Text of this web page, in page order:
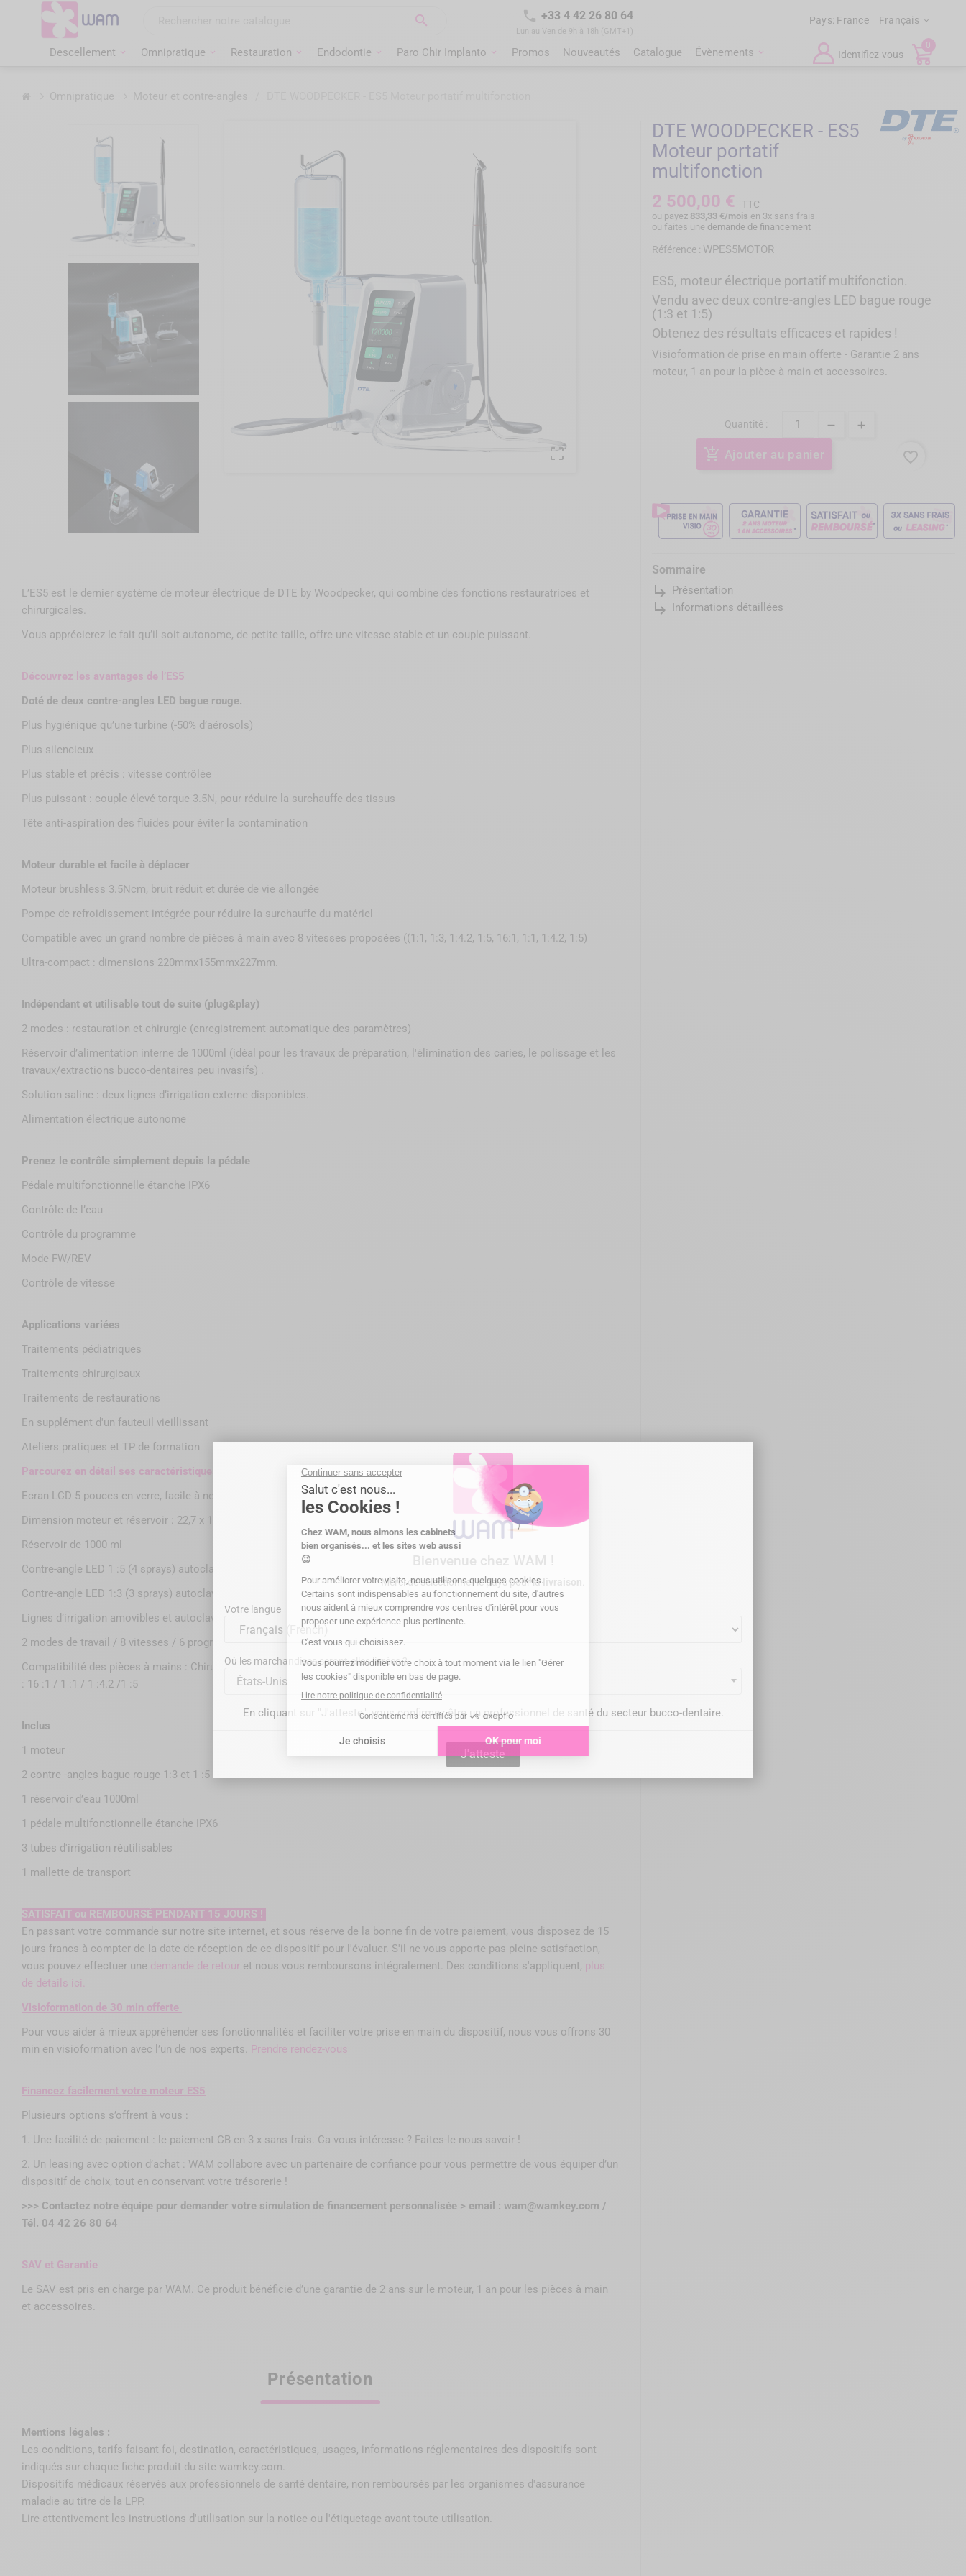
  +33 4 42 26 80 64
Lun au Ven de 9h à 18h (GMT+1)
Pays: France Français 
Descellement Omnipratique Restauration Endodontie Paro Chir Implanto Promos Nouveautés Catalogue Évènements Identifiez-vous
0
AccueilOmnipratique Moteur et contre-angles
DTE WOODPECKER - ES5
Moteur portatif
multifonction
2 500,00 € TTC
ou payez 833,33 €/mois en 3x sans frais
ou faites une demande de financement
Référence : WPES5MOTOR
ES5, moteur électrique portatif multifonction.
Vendu avec deux contre-angles LED bague rouge
(1:3 et 1:5)
Obtenez des résultats efficaces et rapides !
Visioformation de prise en main offerte - Garantie 2 ans
moteur, 1 an pour la pièce à main et accessoires.
Quantité :
add_shopping_cart Ajouter au panier favorite_border
Sommaire
subdirectory_arrow_right Présentation
subdirectory_arrow_right Informations détaillées

L’ES5 est le dernier système de moteur électrique de DTE by Woodpecker, qui combine des fonctions restauratrices et
chirurgicales.
Vous apprécierez le fait qu’il soit autonome, de petite taille, offre une vitesse stable et un couple puissant.
Découvrez les avantages de l’ES5
Doté de deux contre-angles LED bague rouge.
Plus hygiénique qu’une turbine (-50% d’aérosols)
Plus silencieux
Plus stable et précis : vitesse contrôlée
Plus puissant : couple élevé torque 3.5N, pour réduire la surchauffe des tissus
Tête anti-aspiration des fluides pour éviter la contamination
Moteur durable et facile à déplacer
Moteur brushless 3.5Ncm, bruit réduit et durée de vie allongée
Pompe de refroidissement intégrée pour réduire la surchauffe du matériel
Compatible avec un grand nombre de pièces à main avec 8 vitesses proposées ((1:1, 1:3, 1:4.2, 1:5, 16:1, 1:1, 1:4.2, 1:5)
Ultra-compact : dimensions 220mmx155mmx227mm.
Indépendant et utilisable tout de suite (plug&play)
2 modes : restauration et chirurgie (enregistrement automatique des paramètres)
Réservoir d’alimentation interne de 1000ml (idéal pour les travaux de préparation, l'élimination des caries, le polissage et les
travaux/extractions bucco-dentaires peu invasifs) .
Solution saline : deux lignes d’irrigation externe disponibles.
Alimentation électrique autonome
Prenez le contrôle simplement depuis la pédale
Pédale multifonctionnelle étanche IPX6
Contrôle de l’eau
Contrôle du programme
Mode FW/REV
Contrôle de vitesse
Applications variées
Traitements pédiatriques
Traitements chirurgicaux
Traitements de restaurations
En supplément d'un fauteuil vieillissant
Ateliers pratiques et TP de formation
Parcourez en détail ses caractéristiques
Ecran LCD 5 pouces en verre, facile à nettoyer
Dimension moteur et réservoir : 22,7 x 15,5 x 22 cm
Réservoir de 1000 ml
Contre-angle LED 1 :5 (4 sprays) autoclavable
Contre-angle LED 1:3 (3 sprays) autoclavable
Lignes d’irrigation amovibles et autoclavables
2 modes de travail / 8 vitesses / 6 programmes prédéfinis
Compatibilité des pièces à mains : Chirurgie (solution saline externe) : 1:1 / 1:3 / 1:4.2 / 1:5 ; Restauration (réservoir interne)
: 16 :1 / 1 :1 / 1 :4.2 /1 :5
Inclus
1 moteur
2 contre -angles bague rouge 1:3 et 1 :5
1 réservoir d’eau 1000ml
1 pédale multifonctionnelle étanche IPX6
3 tubes d'irrigation réutilisables
1 mallette de transport
SATISFAIT ou REMBOURSÉ PENDANT 15 JOURS !
En passant votre commande sur notre site internet, et sous réserve de la bonne fin de votre paiement, vous disposez de 15
jours francs à compter de la date de réception de ce dispositif pour l'évaluer. S'il ne vous apporte pas pleine satisfaction,
vous pouvez effectuer une demande de retour et nous vous remboursons intégralement. Des conditions s'appliquent, plus
de détails ici.
Visioformation de 30 min offerte
Pour vous aider à mieux appréhender ses fonctionnalités et faciliter votre prise en main du dispositif, nous vous offrons 30
min en visioformation avec l’un de nos experts. Prendre rendez-vous
Financez facilement votre moteur ES5
Plusieurs options s’offrent à vous :
1. Une facilité de paiement : le paiement CB en 3 x sans frais. Ca vous intéresse ? Faites-le nous savoir !
2. Un leasing avec option d’achat : WAM collabore avec un partenaire de confiance pour vous permettre de vous équiper d’un
dispositif de choix, tout en conservant votre trésorerie !
>>> Contactez notre équipe pour demander votre simulation de financement personnalisée > email : wam@wamkey.com /
Tél. 04 42 26 80 64
SAV et Garantie
Le SAV est pris en charge par WAM. Ce produit bénéficie d’une garantie de 2 ans sur le moteur, 1 an pour les pièces à main
et accessoires.
Présentation
Mentions légales :
Les conditions, tarifs faisant foi, destination, caractéristiques, usages, informations réglementaires des dispositifs sont
indiqués sur chaque fiche produit du site wamkey.com.
Dispositifs médicaux réservés aux professionnels de santé dentaire, non remboursés par les organismes d'assurance
maladie au titre de la LPP.
Lire attentivement les instructions d'utilisation sur la notice ou l'étiquetage avant toute utilisation.
Bienvenue chez WAM !
Merci de sélectionner le pays pour lalivraison
Votre langue
Où les marchandises seront-elles livrées ?
États-Unis
En cliquant sur "J'atteste", vous confirmez être un professionnel de santé du secteur bucco-dentaire.
J'atteste